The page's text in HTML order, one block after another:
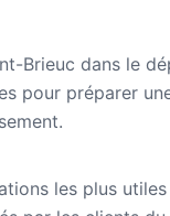
Brieuc dans le
pour préparer
les plus